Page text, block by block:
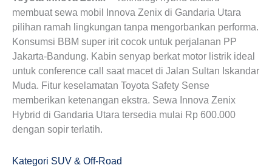
membuat sewa mobil Innova Zenix di Gandaria Utara
pilihan ramah lingkungan tanpa mengorbankan performa.
Konsumsi BBM super irit cocok untuk perjalanan PP
Jakarta-Bandung. Kabin senyap berkat motor listrik ideal
untuk conference call saat macet di Jalan Sultan Iskandar
Muda. Fitur keselamatan Toyota Safety Sense
memberikan ketenangan ekstra. Sewa Innova Zenix
Hybrid di Gandaria Utara tersedia mulai Rp 600.000
dengan sopir terlatih.
Kategori SUV & Off-Road